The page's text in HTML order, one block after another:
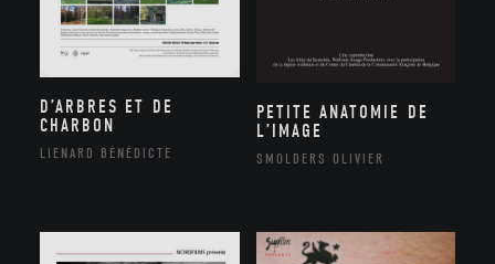
D’ARBRES ET DE
CHARBON
LIENARD BÉNÉDICTE
PETITE ANATOMIE DE
L’IMAGE
SMOLDERS OLIVIER